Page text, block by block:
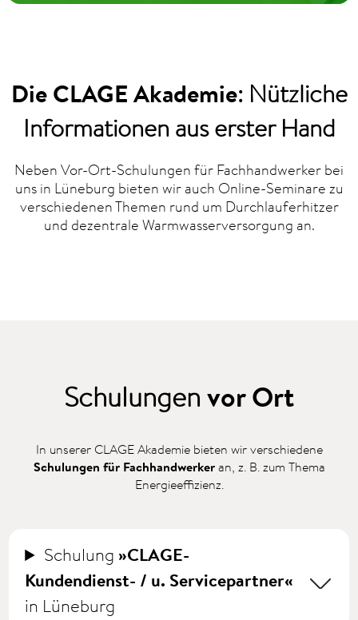
Die CLAGE Akademie: Nützliche
Informationen aus erster Hand
Neben Vor-Ort-Schulungen für Fachhandwerker bei
uns in Lüneburg bieten wir auch Online-Seminare zu
verschiedenen Themen rund um Durchlauferhitzer
und dezentrale Warmwasserversorgung an.
Schulungenvor Ort
In unserer CLAGE Akademie bieten wir verschiedene
Schulungen für Fachhandwerkeran, z. B. zum Thema
Energieeffizienz.
Schulung »CLAGE-
Kundendienst- / u. Servicepartner«
in Lüneburg